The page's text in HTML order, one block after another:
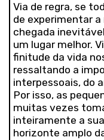
Via de regra, se
de experimentar
chegada
um lugar melhor.
finitude da vida
ressaltando a
interpessoais, do
Por isso, as
muitas vezes
inteiramente a
horizonte amplo